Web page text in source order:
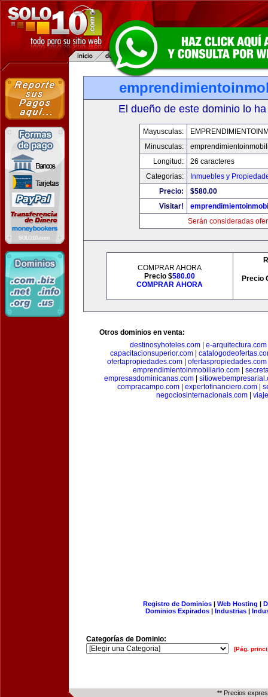
El dueño de este dominio lo
Mayusculas:
Minusculas:
Longitud:
26 caracteres
Categorias:
Inmuebles y
Precio:
$580.00
Visitar!
Serán consideradas
COMPRAR AHORA
Precio $580.00
COMPRAR AHORA
Precio
Otros dominios en venta:
destinosyhoteles.com
e-arquitectura.com
capacitacionsuperior.com
ofertapropiedades.com
ofertaspropiedades.com
emprendimientoinmobiliario.com|
empresasdominicanas.com|
compracampo.com| expertofinanciero.com|
negociosinternacionais.com|
Registro de Dominios| Web Hosting |
Dominios Expirados | Industrias |
Categorías de Dominio:
[Pág.
** Precios